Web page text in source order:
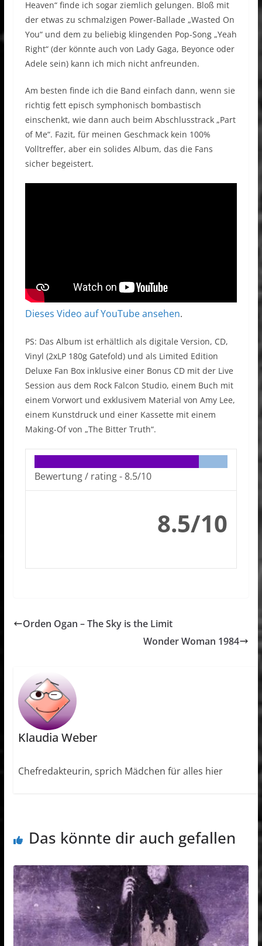
Heaven“ finde ich sogar ziemlich gelungen. Bloß mit
der etwas zu schmalzigen Power-Ballade „Wasted On
You“ und dem zu beliebig klingenden Pop-Song „Yeah
Right“ (der könnte auch von Lady Gaga, Beyonce oder
Adele sein) kann ich mich nicht anfreunden.
Am besten finde ich die Band einfach dann, wenn sie
richtig fett episch symphonisch bombastisch
einschenkt, wie dann auch beim Abschlusstrack „Part
of Me“. Fazit, für meinen Geschmack kein 100%
Volltreffer, aber ein solides Album, das die Fans
sicher begeistert.
Dieses Video auf YouTube ansehen.
PS: Das Album ist erhältlich als digitale Version, CD,
Vinyl (2xLP 180g Gatefold) und als Limited Edition
Deluxe Fan Box inklusive einer Bonus CD mit der Live
Session aus dem Rock Falcon Studio, einem Buch mit
einem Vorwort und exklusivem Material von Amy Lee,
einem Kunstdruck und einer Kassette mit einem
Making-Of von „The Bitter Truth“.
Bewertung / rating -8.5/10
8.5/10
Orden Ogan – The Sky is the Limit
Wonder Woman 1984
Klaudia Weber
Chefredakteurin, sprich Mädchen für alles hier
Das könnte dir auch gefallen